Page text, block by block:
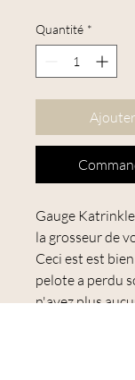
Quantité *
Gauge
la grosseur de
Ceci est est
pelote a perdu
n'avez plus